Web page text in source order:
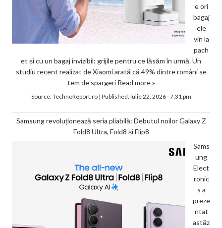
e ori
bagaj
ele
vin la
pach
et și cu un bagaj invizibil: grijile pentru ce lăsăm în urmă. Un
studiu recent realizat de Xiaomi arată că 49% dintre români se
tem de spargeri Read more »
Source:TechnoReport.ro| Published:iulie 22, 2026 - 7:31 pm
Samsung revoluționează seria pliabilă: Debutul noilor Galaxy Z
Fold8 Ultra, Fold8 și Flip8
Sams
ung
Elect
ronic
s a
preze
ntat
astăz